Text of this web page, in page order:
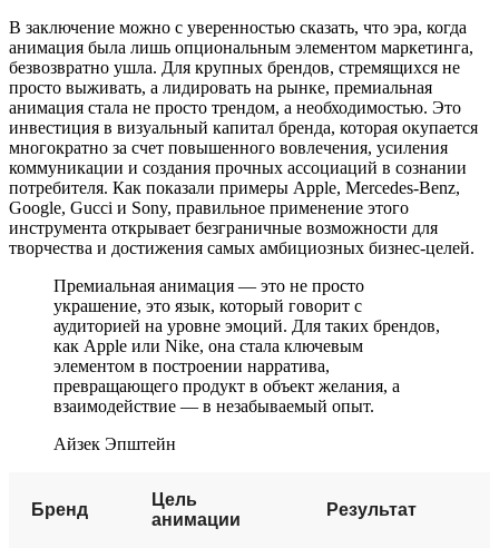
В заключение можно с уверенностью сказать, что эра, когда
анимация была лишь опциональным элементом маркетинга,
безвозвратно ушла. Для крупных брендов, стремящихся не
просто выживать, а лидировать на рынке, премиальная
анимация стала не просто трендом, а необходимостью. Это
инвестиция в визуальный капитал бренда, которая окупается
многократно за счет повышенного вовлечения, усиления
коммуникации и создания прочных ассоциаций в сознании
потребителя. Как показали примеры Apple, Mercedes-Benz,
Google, Gucci и Sony, правильное применение этого
инструмента открывает безграничные возможности для
творчества и достижения самых амбициозных бизнес-целей.
Премиальная анимация — это не просто
украшение, это язык, который говорит с
аудиторией на уровне эмоций. Для таких брендов,
как Apple или Nike, она стала ключевым
элементом в построении нарратива,
превращающего продукт в объект желания, а
взаимодействие — в незабываемый опыт.
Айзек Эпштейн
Бренд
Цель
анимации
Результат